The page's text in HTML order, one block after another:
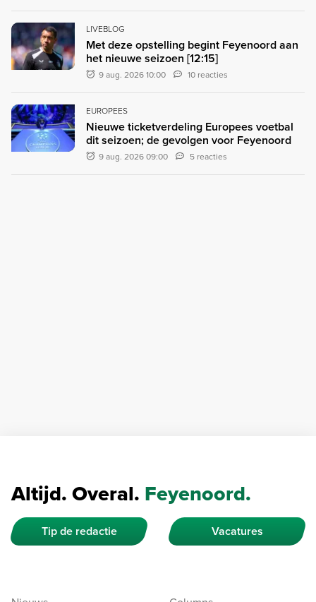
LIVEBLOG
Met deze opstelling begint Feyenoord aan
het nieuwe seizoen [12:15]
9 aug. 2026 10:00 10 reacties
EUROPEES
Nieuwe ticketverdeling Europees voetbal
dit seizoen; de gevolgen voor Feyenoord
9 aug. 2026 09:00 5 reacties
Altijd. Overal. Feyenoord.
Tip de redactie Vacatures